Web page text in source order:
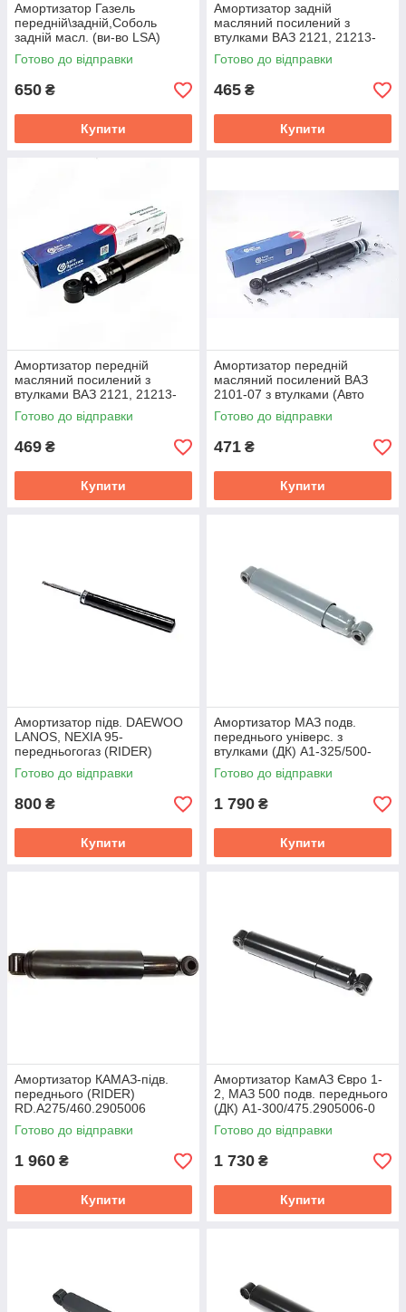
Амортизатор Газель
передній\задній,Соболь
задній масл. (ви-во LSA)
Готово до відправки
650 ₴
Купити
Амортизатор задній
масляний посилений з
втулками ВАЗ 2121, 21213-
214 Нива Авто Престиж
21210-291540203 OIL
Готово до відправки
465 ₴
Купити
Амортизатор передній
масляний посилений з
втулками ВАЗ 2121, 21213-
214 Нива Авто Престиж
21210-290540203 OIL
Готово до відправки
469 ₴
Купити
Амортизатор переднiй
масляний посилений ВАЗ
2101-07 з втулками (Авто
Престиж) 21010-290540206
OIL
Готово до відправки
471 ₴
Купити
Амортизатор підв. DAEWOO
LANOS, NEXIA 95-
передньогогаз (RIDER)
RD.3470.365.501
Готово до відправки
800 ₴
Купити
Амортизатор МАЗ подв.
переднього універс. з
втулками (ДК) А1-325/500-
2905006
Готово до відправки
1 790 ₴
Купити
Амортизатор КАМАЗ-підв.
переднього (RIDER)
RD.A275/460.2905006
Готово до відправки
1 960 ₴
Купити
Амортизатор КамАЗ Євро 1-
2, МАЗ 500 подв. переднього
(ДК) А1-300/475.2905006-0
Готово до відправки
1 730 ₴
Купити